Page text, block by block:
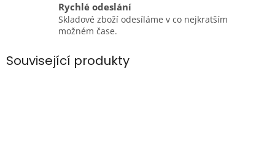
Rychlé odeslání
Skladové zboží odesíláme v co nejkratším
možném čase.
Související produkty